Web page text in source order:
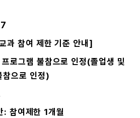
과 참여 제한 기준 안내]
로그램 불참으로 인정(졸업생 및
참으로 인정)
참여제한 1개월